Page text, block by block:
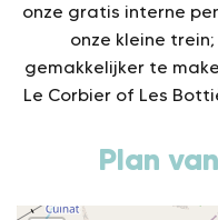
onze gratis interne
onze kleine
gemakkelijker te
Le Corbier of Les
Plan